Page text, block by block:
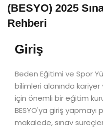
(BESYO) 2025
Rehberi
Giriş
Beden Eğitimi ve Spor
bilimleri alanında
için önemli bir eğitim
BESYO'ya giriş
makalede, sınav